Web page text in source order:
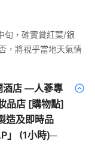
旬，確實賞紅葉/銀
，將視乎當地天氣情
酒店 —人蔘專
品店 [購物點]
造及即時品
」 (1小時)─